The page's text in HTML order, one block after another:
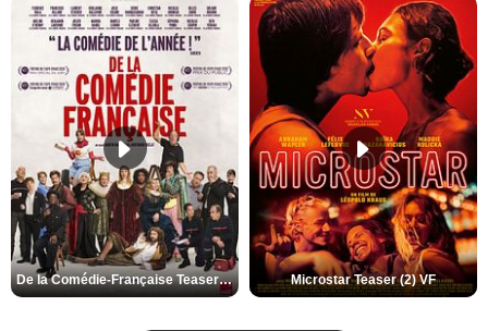
De la Comédie-Française Teaser (3) VF Microstar Teaser (2) VF